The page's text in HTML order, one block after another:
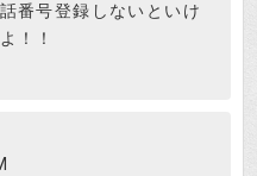
番号登録しないといけ
！！